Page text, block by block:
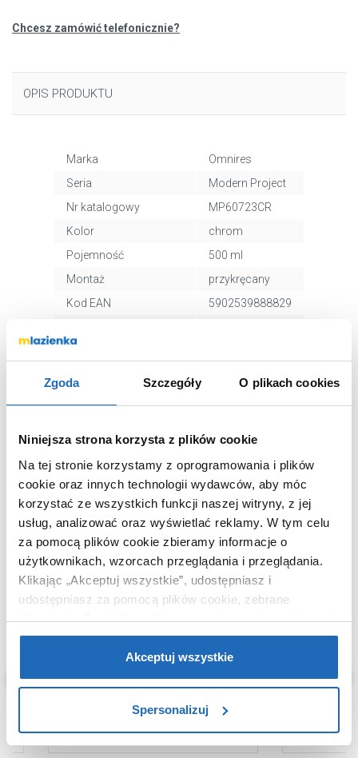
Zgoda Szczegóły O plikach cookies
Niniejsza strona korzysta z plików cookie
Na tej stronie korzystamy z oprogramowania i plików
cookie oraz innych technologii wydawców, aby móc
korzystać ze wszystkich funkcji naszej witryny, z jej
usług, analizować oraz wyświetlać reklamy. W tym celu
za pomocą plików cookie zbieramy informacje o
użytkownikach, wzorcach przeglądania i przeglądania.
Klikając „Akceptuj wszystkie”, udostępniasz i
udostępniasz za pomocą plików cookie, zebrane
informacje dla użytkowników zewnętrznych, a także nasi
partnerzy reklamowi.Jeśli chcesz, włącz „Tylko
wymagane pliki cookie”.Pamiętaj jednak, że
zablokowane niektóre pliki cookie mogą mieć wpływ na
Aby uzyskać więcej informacji na temat plików plików
Akceptuj wszystkie
Spersonalizuj
Chcesz zamówić telefonicznie?
OPIS PRODUKTU
Marka
Omnires
Seria
Modern Project
Nr katalogowy
MP60723CR
Kolor
chrom
Pojemność
500 ml
Montaż
przykręcany
Kod EAN
5902539888829
opakowaniem
Dane producenta
Zobacz
KUPOWANE Z